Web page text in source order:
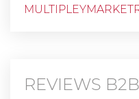
MULTIPLEYMARKET
REVIEWS